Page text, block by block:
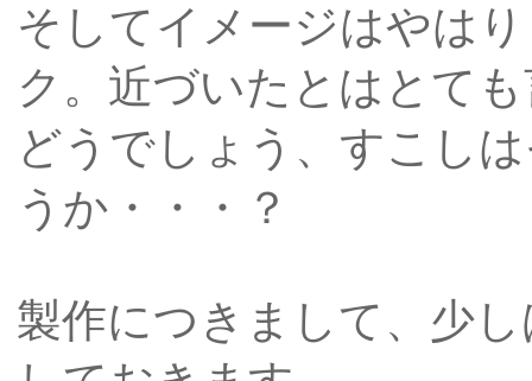
そしてイメージはやは
ク。近づいたとはとて
どうでしょう、すこし
うか・・・？
製作につきまして、少